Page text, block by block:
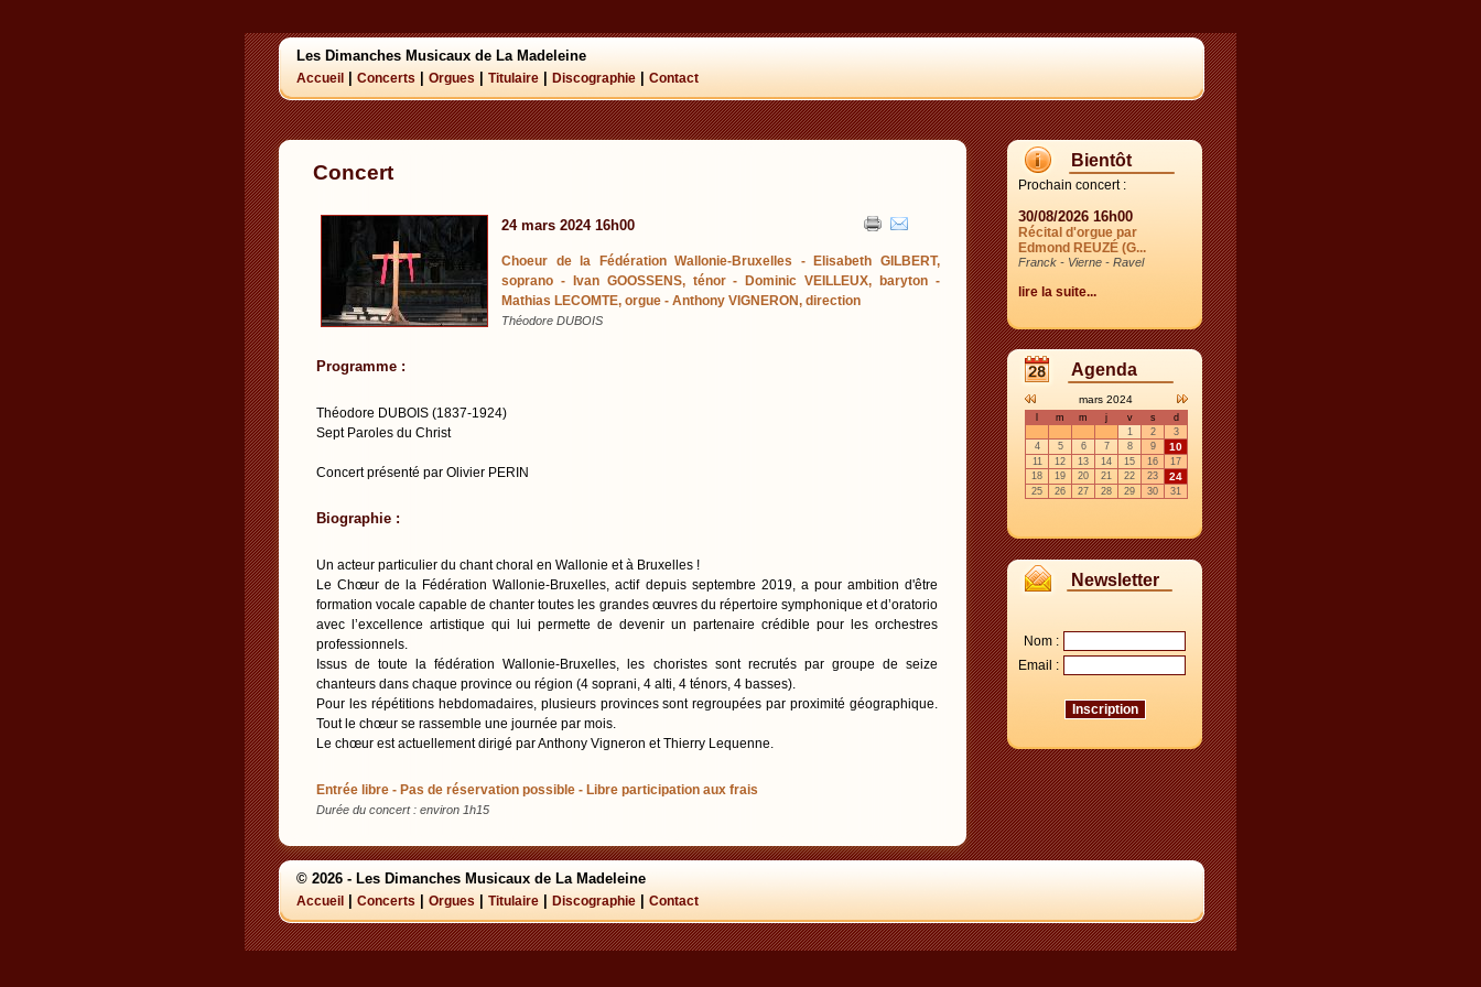
Les Dimanches Musicaux de La Madeleine
Accueil Concerts Orgues Titulaire Discographie Contact
Concert
24 mars 2024 16h00
Choeur de la Fédération Wallonie-Bruxelles - Elisabeth GILBERT,
soprano - Ivan GOOSSENS, ténor - Dominic VEILLEUX, baryton -
Mathias LECOMTE, orgue - Anthony VIGNERON, direction
Théodore DUBOIS
Programme :
Théodore DUBOIS (1837-1924)
Sept Paroles du Christ
Concert présenté par Olivier PERIN
Biographie :
Un acteur particulier du chant choral en Wallonie et à Bruxelles !
Le Chœur de la Fédération Wallonie-Bruxelles, actif depuis septembre 2019, a pour ambition d'être
formation vocale capable de chanter toutes les grandes œuvres du répertoire symphonique et d’oratorio
avec l’excellence artistique qui lui permette de devenir un partenaire crédible pour les orchestres
professionnels.
Issus de toute la fédération Wallonie-Bruxelles, les choristes sont recrutés par groupe de seize
chanteurs dans chaque province ou région (4 soprani, 4 alti, 4 ténors, 4 basses).
Pour les répétitions hebdomadaires, plusieurs provinces sont regroupées par proximité géographique.
Tout le chœur se rassemble une journée par mois.
Le chœur est actuellement dirigé par Anthony Vigneron et Thierry Lequenne.
Entrée libre - Pas de réservation possible - Libre participation aux frais
Durée du concert : environ 1h15
Bientôt
Prochain concert :
30/08/2026 16h00
Récital d'orgue par
Edmond REUZÉ (G...
Franck - Vierne - Ravel
lire la suite...
Agenda
mars 2024
m m j v s
d
1
2
3
4
5 6 7 8 9 10
11 12 13 14 15 16
17
18
19 20 21 22 23 24
25 26 27 28 29 30 31
Newsletter
Nom :
Email :
© 2026 - Les Dimanches Musicaux de La Madeleine
Accueil Concerts Orgues Titulaire Discographie Contact